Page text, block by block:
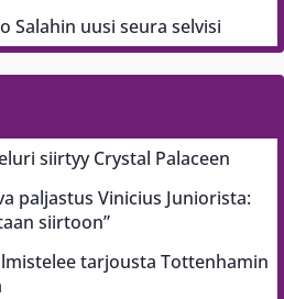
Salahin uusi seura selvisi
siirtyy Crystal Palaceen
paljastus Vinicius Juniorista:
siirtoon”
tarjousta Tottenhamin